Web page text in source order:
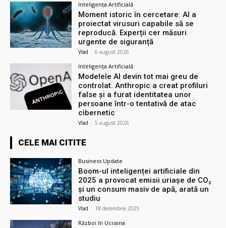
Inteligența Artificială
Moment istoric în cercetare: AI a
proiectat virusuri capabile să se
reproducă. Experții cer măsuri
urgente de siguranță
Vlad - 6 august 2026
Inteligența Artificială
Modelele AI devin tot mai greu de
controlat. Anthropic a creat profiluri
false și a furat identitatea unor
persoane într-o tentativă de atac
cibernetic
Vlad - 5 august 2026
CELE MAI CITITE
Business Update
Boom-ul inteligenței artificiale din
2025 a provocat emisii uriașe de CO₂
și un consum masiv de apă, arată un
studiu
Vlad - 18 decembrie 2025
Război în Ucraina